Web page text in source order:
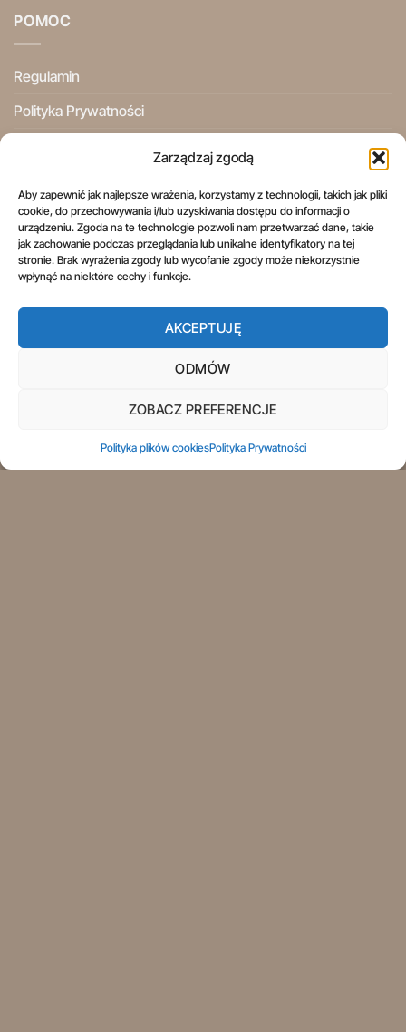
Zarządzaj zgodą
Aby zapewnić jak najlepsze wrażenia, korzystamy z technologii, takich jak pliki
cookie, do przechowywania i/lub uzyskiwania dostępu do informacji o
urządzeniu. Zgoda na te technologie pozwoli nam przetwarzać dane, takie
jak zachowanie podczas przeglądania lub unikalne identyfikatory na tej
stronie. Brak wyrażenia zgody lub wycofanie zgody może niekorzystnie
wpłynąć na niektóre cechy i funkcje.
AKCEPTUJĘ
ODMÓW
ZOBACZ PREFERENCJE
Polityka plików cookiesPolityka Prywatności
POMOC
Regulamin
Polityka Prywatności
Prawo do odstąpienia od umowy
POLITYKA PRYWATNOŚCI
OGÓLNE WARUNKI UŻYTKOWANIA
INFORMACJE PRAWNE
PRAWO DO ODSTĄPIENIA OD UMOWY